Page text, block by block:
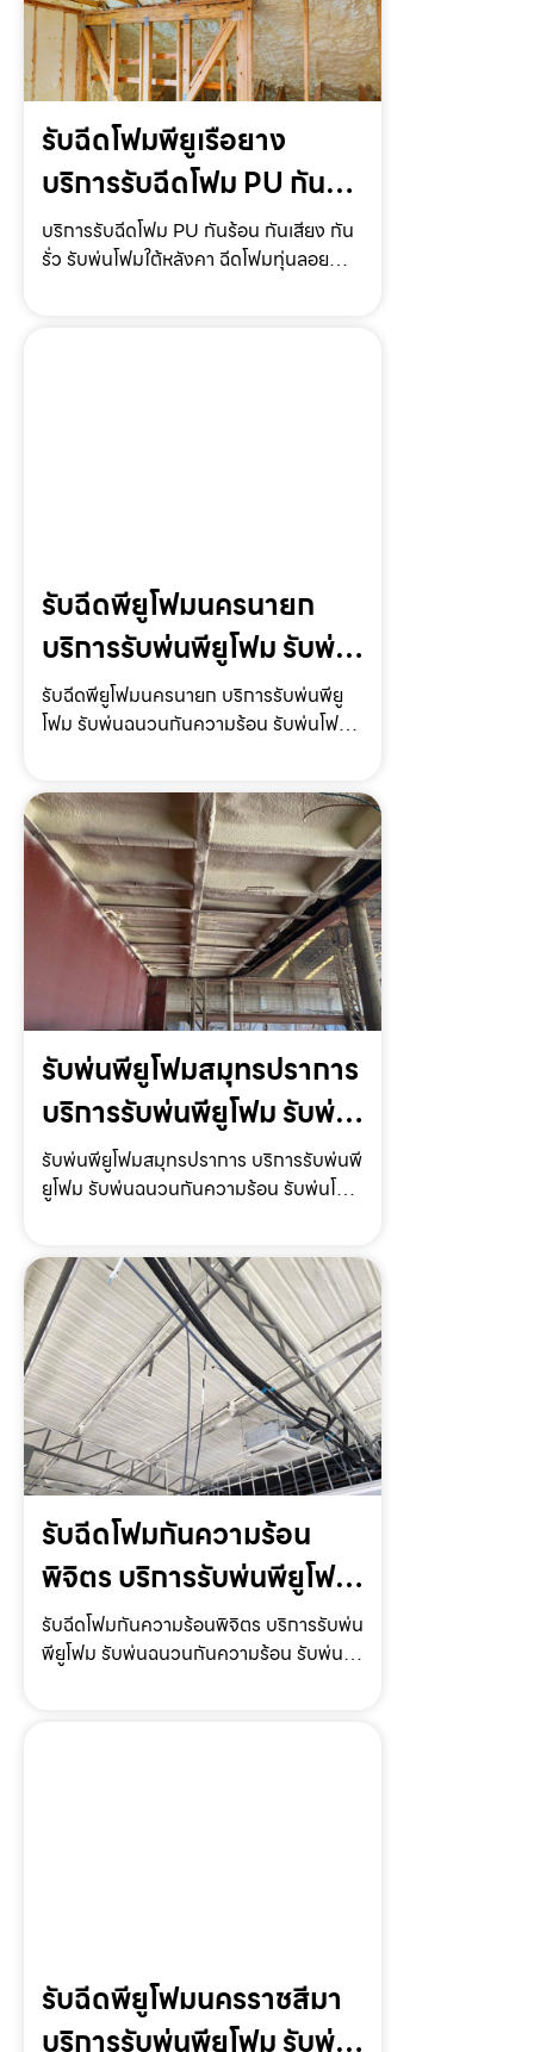
รับฉีดโฟมพียูเรือยาง
บริการรับฉีดโฟม PU กัน
ร้อน กันเสียง กันรั่ว แบบ
ครบวงจร
บริการรับฉีดโฟม PU กันร้อน กันเสียง กัน
รั่ว รับพ่นโฟมใต้หลังคา ฉีดโฟมทุ่นลอยน้ำ
รับฉีดพียูโฟมนครนายก
บริการรับพ่นพียูโฟม รับพ่น
ฉนวนกันความร้อน รับพ่น
โฟมหลังคา ราคาถูก
รับฉีดพียูโฟมนครนายก บริการรับพ่นพียู
โฟม รับพ่นฉนวนกันความร้อน รับพ่นโฟม
นครนายก ให้บริการโดย รับฉีดโฟม.com ผู้
ให้บริการรับพ่นพียูโ…
รับพ่นพียูโฟมสมุทรปราการ
บริการรับพ่นพียูโฟม รับพ่น
ฉนวนกันความร้อน รับพ่น
โฟมหลังคา ราคาถูก
รับพ่นพียูโฟมสมุทรปราการ บริการรับพ่นพี
ยูโฟม รับพ่นฉนวนกันความร้อน รับพ่นโฟม
สมุทรปราการ ให้บริการโดย รับฉีด
โฟม.com ผู้ให้บริการรับ…
รับฉีดโฟมกันความร้อน
พิจิตร บริการรับพ่นพียูโฟม
รับพ่นฉนวนกันความร้อน
รับพ่นโฟมหลังคา ราคาถูก
รับฉีดโฟมกันความร้อนพิจิตร บริการรับพ่น
พียูโฟม รับพ่นฉนวนกันความร้อน รับพ่น
รับฉีดพียูโฟมนครราชสีมา
บริการรับพ่นพียูโฟม รับพ่น